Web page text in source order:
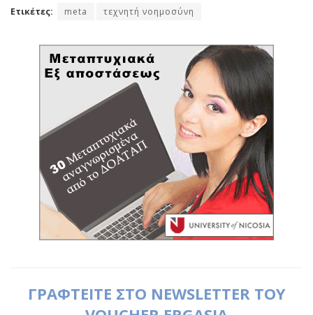
Ετικέτες: meta τεχνητή νοημοσύνη
ΓΡΑΦΤΕΙΤΕ ΣΤΟ NEWSLETTER ΤΟΥ